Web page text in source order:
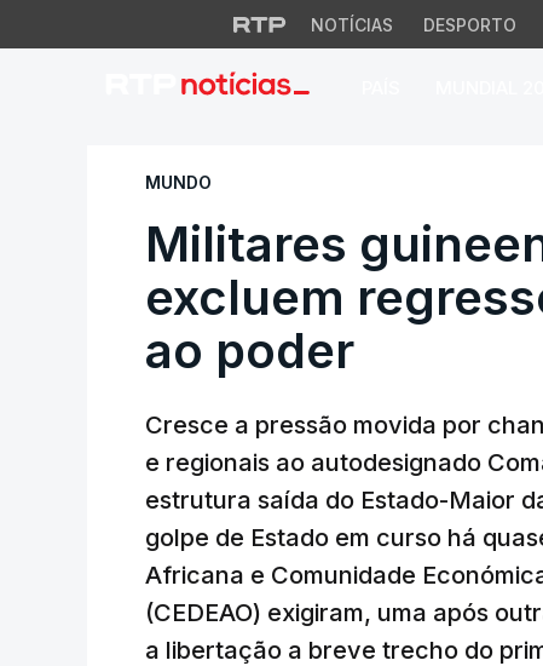
NOTÍCIAS DESPORTO
Militares
MUNDO
Militares
excluem
ao poder
Cresce a pressão movida por
e regionais ao autodesignado
estrutura saída do Estado-Maior
golpe de Estado em curso há
Africana e Comunidade
(CEDEAO) exigiram, uma após
a libertação a breve trecho do